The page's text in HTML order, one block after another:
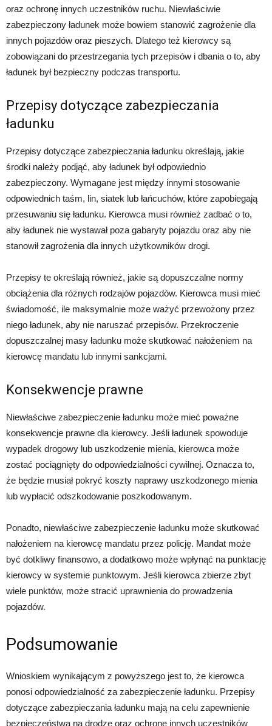
oraz ochronę innych uczestników ruchu. Niewłaściwie
zabezpieczony ładunek może bowiem stanowić zagrożenie dla
innych pojazdów oraz pieszych. Dlatego też kierowcy są
zobowiązani do przestrzegania tych przepisów i dbania o to, aby
ładunek był bezpieczny podczas transportu.
Przepisy dotyczące zabezpieczania
ładunku
Przepisy dotyczące zabezpieczania ładunku określają, jakie
środki należy podjąć, aby ładunek był odpowiednio
zabezpieczony. Wymagane jest między innymi stosowanie
odpowiednich taśm, lin, siatek lub łańcuchów, które zapobiegają
przesuwaniu się ładunku. Kierowca musi również zadbać o to,
aby ładunek nie wystawał poza gabaryty pojazdu oraz aby nie
stanowił zagrożenia dla innych użytkowników drogi.
Przepisy te określają również, jakie są dopuszczalne normy
obciążenia dla różnych rodzajów pojazdów. Kierowca musi mieć
świadomość, ile maksymalnie może ważyć przewożony przez
niego ładunek, aby nie naruszać przepisów. Przekroczenie
dopuszczalnej masy ładunku może skutkować nałożeniem na
kierowcę mandatu lub innymi sankcjami.
Konsekwencje prawne
Niewłaściwe zabezpieczenie ładunku może mieć poważne
konsekwencje prawne dla kierowcy. Jeśli ładunek spowoduje
wypadek drogowy lub uszkodzenie mienia, kierowca może
zostać pociągnięty do odpowiedzialności cywilnej. Oznacza to,
że będzie musiał pokryć koszty naprawy uszkodzonego mienia
lub wypłacić odszkodowanie poszkodowanym.
Ponadto, niewłaściwe zabezpieczenie ładunku może skutkować
nałożeniem na kierowcę mandatu przez policję. Mandat może
być dotkliwy finansowo, a dodatkowo może wpłynąć na punktację
kierowcy w systemie punktowym. Jeśli kierowca zbierze zbyt
wiele punktów, może stracić uprawnienia do prowadzenia
pojazdów.
Podsumowanie
Wnioskiem wynikającym z powyższego jest to, że kierowca
ponosi odpowiedzialność za zabezpieczenie ładunku. Przepisy
dotyczące zabezpieczania ładunku mają na celu zapewnienie
bezpieczeństwa na drodze oraz ochronę innych uczestników